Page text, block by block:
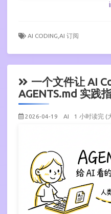
AI CODING, AI 订阅
一个文件让 AI
AGENTS.md 实践
2026-04-19 AI 1 小时读完 (